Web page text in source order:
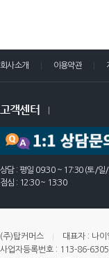
회사소개 이용약관
고객센터
상담 : 평일 09:30 ~ 17:30 (토/일/
점심 : 12:30 ~ 13:30
(주)탑커머스 대표자 : 나이
사업자등록번호 : 113-86-